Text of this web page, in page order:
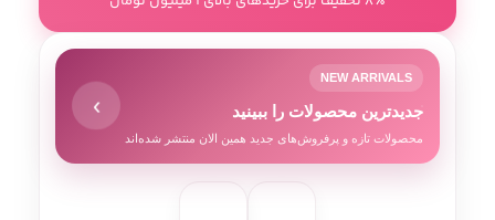
NEW ARRIVALS
جدیدترین محصولات را ببینید
محصولات تازه و پرفروش‌های جدید همین الان منتشر شده‌اند
›